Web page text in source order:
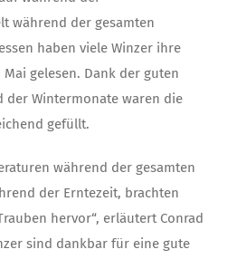
während der gesamten
haben viele Winzer ihre
gelesen. Dank der guten
der Wintermonate waren die
gefüllt.
während der gesamten
der Erntezeit, brachten
hervor“, erläutert Conrad
sind dankbar für eine gute